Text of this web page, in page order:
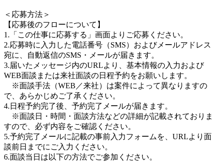
＜応募方法＞
【応募後のフローについて】
1.「この仕事に応募する」画面よりご応募ください。
2.応募時に入力した電話番号（SMS）およびメールアドレス
宛に、自動返信のSMS・メールが届きます。
3.届いたメッセージ内のURLより、基本情報の入力および
WEB面談または来社面談の日程予約をお願いします。
※面談手法（WEB／来社）は案件によって異なりますの
で、あらかじめご了承ください。
4.日程予約完了後、予約完了メールが届きます。
※面談日・時間・面談方法などの詳細が記載されておりま
すので、必ず内容をご確認ください。
5.予約完了メールに記載の事前入力フォームを、URLより面
談前日までにご入力ください。
6.面談当日は以下の方法でご参加ください。